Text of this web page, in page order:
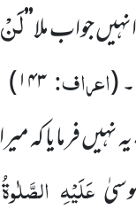
جواب ملا’’
(اعراف:۱۴۳)
نہیں فرمایا کہ
عَلَیْہِ